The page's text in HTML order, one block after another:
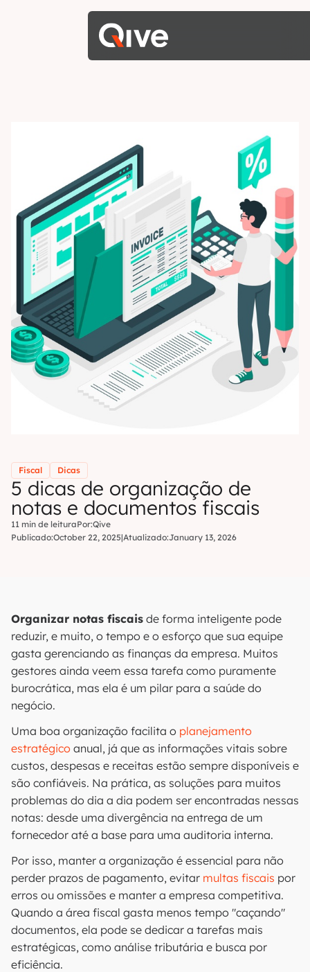
Fiscal Dicas
5 dicas de organização de
notas e documentos fiscais
11 min de leituraPor:Qive
Publicado:October 22, 2025|Atualizado:January 13, 2026
Organizar notas fiscais de forma inteligente pode
reduzir, e muito, o tempo e o esforço que sua equipe
gasta gerenciando as finanças da empresa. Muitos
gestores ainda veem essa tarefa como puramente
burocrática, mas ela é um pilar para a saúde do
negócio.
Uma boa organização facilita o planejamento
estratégico anual, já que as informações vitais sobre
custos, despesas e receitas estão sempre disponíveis e
são confiáveis. Na prática, as soluções para muitos
problemas do dia a dia podem ser encontradas nessas
notas: desde uma divergência na entrega de um
fornecedor até a base para uma auditoria interna.
Por isso, manter a organização é essencial para não
perder prazos de pagamento, evitar multas fiscais por
erros ou omissões e manter a empresa competitiva.
Quando a área fiscal gasta menos tempo "caçando"
documentos, ela pode se dedicar a tarefas mais
estratégicas, como análise tributária e busca por
eficiência.